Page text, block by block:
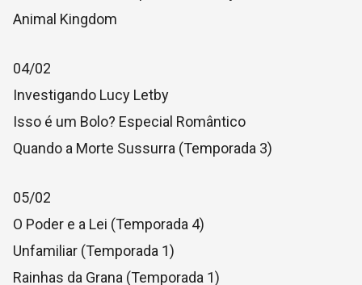
Animal Kingdom
04/02
Investigando Lucy Letby
Isso é um Bolo? Especial Romântico
Quando a Morte Sussurra (Temporada 3)
05/02
O Poder e a Lei (Temporada 4)
Unfamiliar (Temporada 1)
Rainhas da Grana (Temporada 1)